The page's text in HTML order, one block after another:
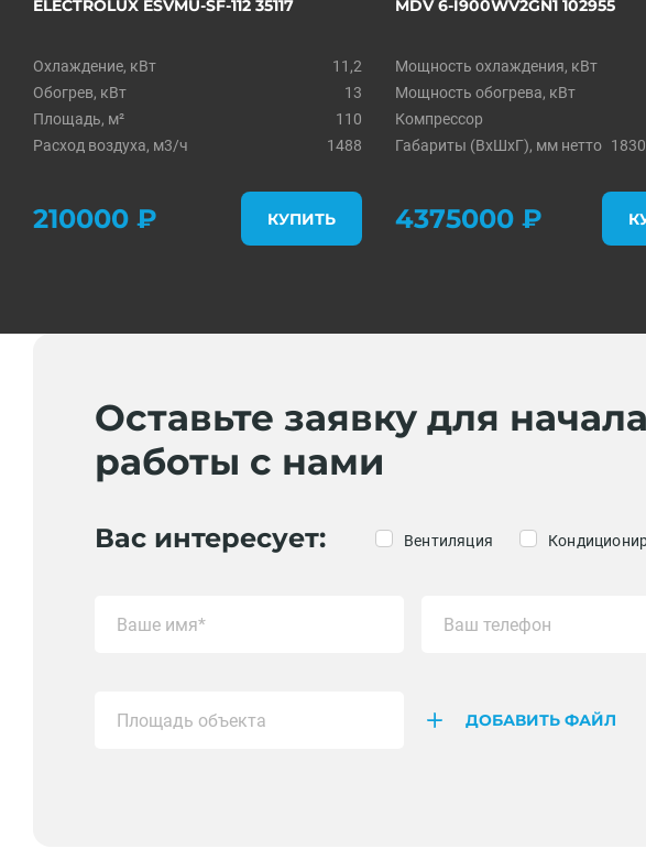
ELECTROLUX ESVMU-SF-112 35117
Охлаждение, кВт
11,2
Обогрев, кВт
13
Площадь, м²
110
Расход воздуха, м3/ч
1488
210000 ₽ КУПИТЬ
MDV 6-I900WV2GN1 102955
Мощность охлаждения, кВт
Мощность обогрева, кВт
Компрессор
Габариты (ВxШxГ), мм нетто
4375000 ₽
Оставьте заявку для начала
работы с нами
Вас интересует: Вентиляция
ДОБАВИТЬ ФАЙЛ